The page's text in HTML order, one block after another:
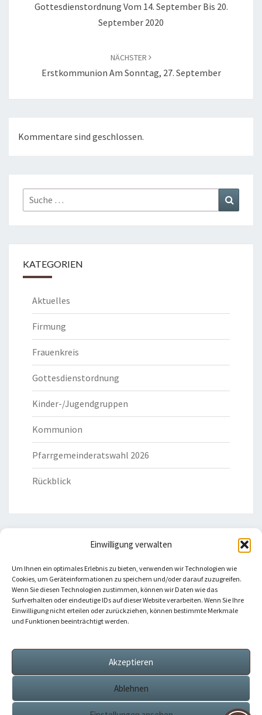
Einwilligung verwalten
Um Ihnen ein optimales Erlebnis zu bieten, verwenden wir Technologien wie
Cookies, um Geräteinformationen zu speichern und/oder darauf zuzugreifen.
Wenn Sie diesen Technologien zustimmen, können wir Daten wie das
Surfverhalten oder eindeutige IDs auf dieser Website verarbeiten. Wenn Sie Ihre
Einwilligung nicht erteilen oder zurückziehen, können bestimmte Merkmale
und Funktionen beeinträchtigt werden.
Akzeptieren
Ablehnen
Gottesdienstordnung Vom 14. September Bis 20.
September 2020
NÄCHSTER
Erstkommunion Am Sonntag, 27. September
Kommentare sind geschlossen.
Suche
nach:
KATEGORIEN
Aktuelles
Firmung
Frauenkreis
Gottesdienstordnung
Kinder-/Jugendgruppen
Kommunion
Pfarrgemeinderatswahl 2026
Rückblick
Bistum Eichstätt
Caritas Verband